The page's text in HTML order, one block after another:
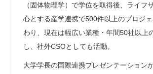
（固体物理学）で学位を取得後、ライフ
心とする産学連携で500件以上のプロジ
わり、現在は幅広い業種・年間50社以上
し、社外CSOとしても活動。
大学学長の国際連携プレゼンテーション